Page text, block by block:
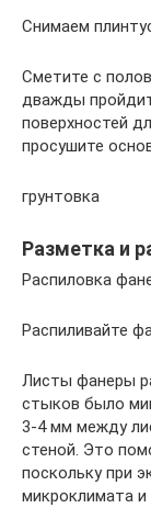
Снимаем
Сметите с
дважды
поверхностей
просушите
грунтовка
Разметка и
Распиловка
Распиливайте
Листы фанеры
стыков было
3-4 мм между
стеной. Это
поскольку при
микроклимата